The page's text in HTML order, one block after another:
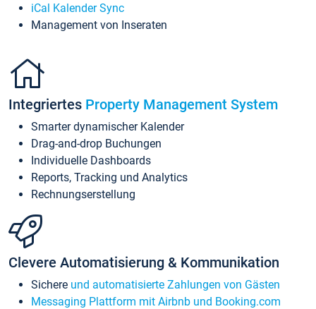
iCal Kalender Sync
Management von Inseraten
Integriertes Property Management System
Smarter dynamischer Kalender
Drag-and-drop Buchungen
Individuelle Dashboards
Reports, Tracking und Analytics
Rechnungserstellung
Clevere Automatisierung & Kommunikation
Sichere und automatisierte Zahlungen von Gästen
Messaging Plattform mit Airbnb und Booking.com